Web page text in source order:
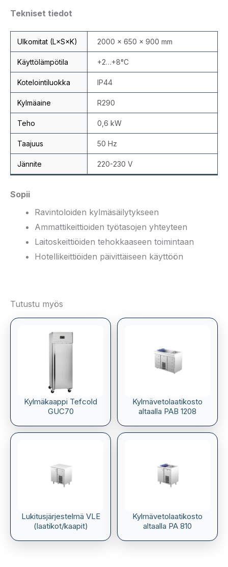
Tekniset tiedot
Ulkomitat (L×S×K) 2000 × 650 × 900 mm
Käyttölämpötila +2…+8°C
Kotelointiluokka IP44
Kylmäaine R290
Teho 0,6 kW
Taajuus 50 Hz
Jännite 220-230 V
Sopii
Ravintoloiden kylmäsäilytykseen
Ammattikeittioiden työtasojen yhteyteen
Laitoskeittiöiden tehokkaaseen toimintaan
Hotellikeittiöiden päivittäiseen käyttöön
Tutustu myös
Kylmäkaappi Tefcold
GUC70
Kylmävetolaatikosto
altaalla PAB 1208
Lukitusjärjestelmä VLE
(laatikot/kaapit)
Kylmävetolaatikosto
altaalla PA 810